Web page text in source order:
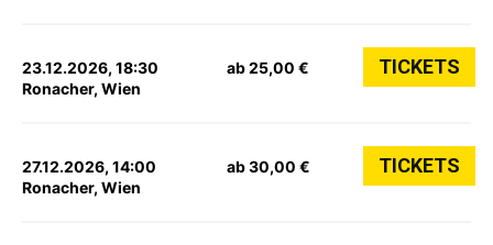
23.12.2026, 18:30
Ronacher, Wien
ab 25,00 € TICKETS
27.12.2026, 14:00
Ronacher, Wien
ab 30,00 € TICKETS